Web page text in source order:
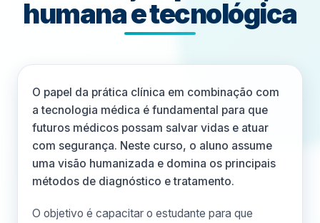
humana e tecnológica
O papel da prática clínica em combinação com
a tecnologia médica é fundamental para que
futuros médicos possam salvar vidas e atuar
com segurança. Neste curso, o aluno assume
uma visão humanizada e domina os principais
métodos de diagnóstico e tratamento.
O objetivo é capacitar o estudante para que